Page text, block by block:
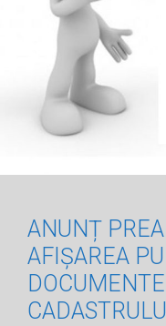
ANUNȚ
AFIȘAREA
CADASTRULUI